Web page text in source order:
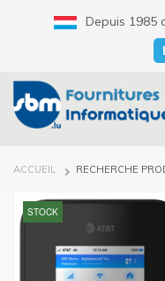
Depuis 1985
FIL
ACCUEIL RECHERCHE
STOCK